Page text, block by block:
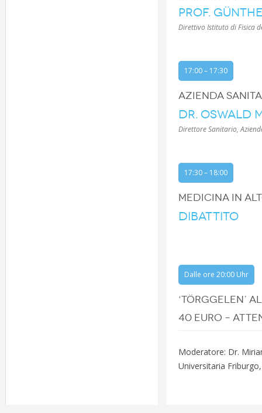
PROF.
Direttivo Istituto di Fisica
17:00 – 17:30
AZIENDA
DR. OSWALD
Direttore Sanitario,
17:30 – 18:00
MEDICINA IN
DIBATTITO
Dalle ore 20:00 Uhr
‘TÖRGGELEN’
40 EURO –
Moderatore: Dr.
Universitaria